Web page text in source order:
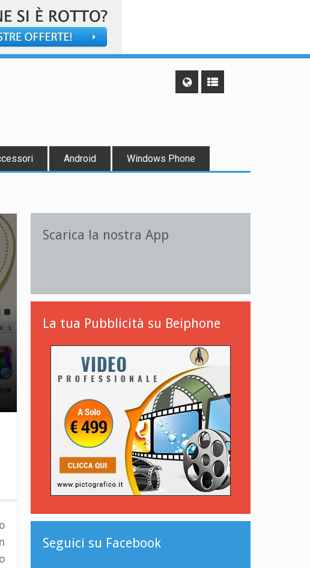
Android Windows Phone
Scarica la nostra App
La tua Pubblicità su Beiphone
Seguici su Facebook